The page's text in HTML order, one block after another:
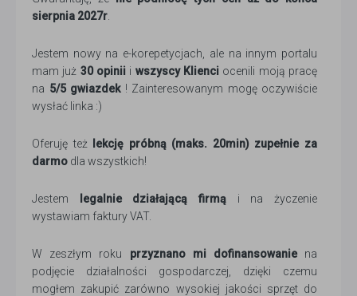
sierpnia 2027r
Jestem nowy na e-korepetycjach, ale na innym portalu
mam już 30 opinii i wszyscy Klienci ocenili moją pracę
na 5/5 gwiazdek! Zainteresowanym mogę oczywiście
wysłać linka :)
Oferuję też
lekcję próbną (maks. 20min) zupełnie za
darmo dla wszystkich!
Jestem legalnie działającą firmą i na życzenie
wystawiam faktury VAT.
W zeszłym roku przyznano mi dofinansowaniena
podjęcie działalności gospodarczej, dzięki czemu
mogłem zakupić zarówno wysokiej jakości sprzęt do